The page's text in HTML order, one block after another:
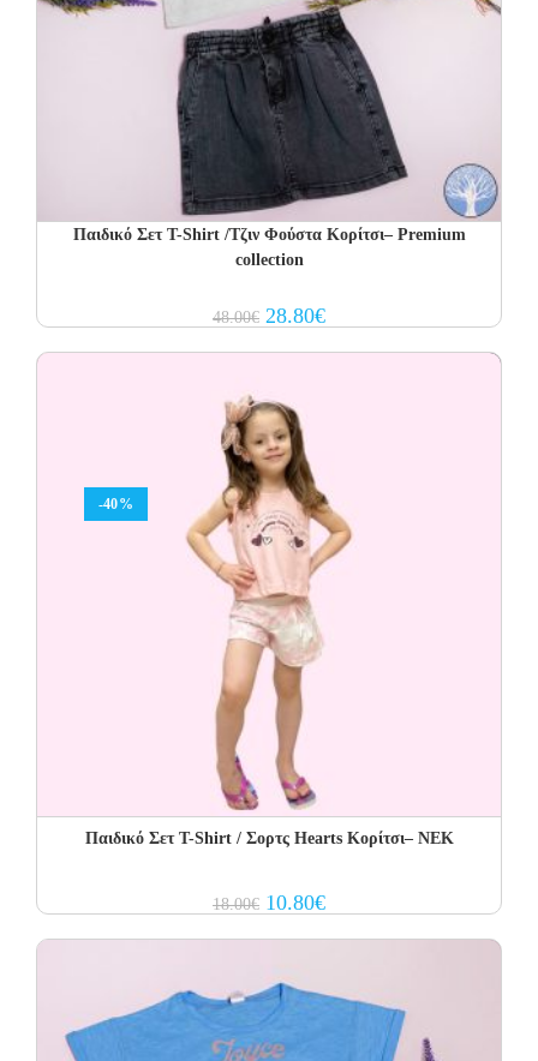
Παιδικό Σετ T-Shirt /Τζιν Φούστα Κορίτσι– Premium
collection
48.00€ Original
price
28.80€Current
price
-40%
Παιδικό Σετ T-Shirt / Σορτς Hearts Κορίτσι– NEK
18.00€ Original
price
10.80€Current
price